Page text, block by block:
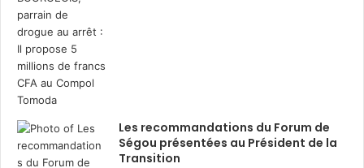
Les recommandations du Forum de
Ségou présentées au Président de la
Transition